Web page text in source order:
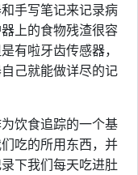
手写笔记来记录病
上的食物残渣很容
有啦牙齿传感器，
己就能做详尽的记
饮食追踪的一个基
吃的所用东西，并
下我们每天吃进肚